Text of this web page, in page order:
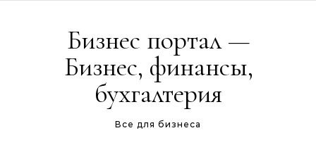
Бизнес портал —
Бизнес, финансы,
бухгалтерия
Все для бизнеса